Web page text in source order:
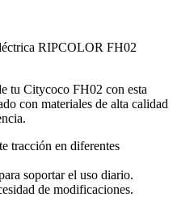
RIPCOLOR FH02
tu Citycoco FH02 con esta
con materiales de alta calidad
tracción en diferentes
soportar el uso diario.
de modificaciones.